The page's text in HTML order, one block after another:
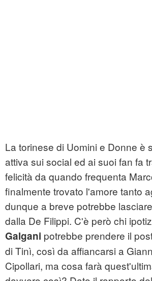
La torinese di Uomini e Donne è
attiva sui social ed ai suoi fan fa
felicità da quando frequenta
finalmente trovato l'amore tanto
dunque a breve potrebbe
dalla De Filippi. C'è però chi
Galgani potrebbe prendere il
di Tinì, così da affiancarsi a
Cipollari, ma cosa farà